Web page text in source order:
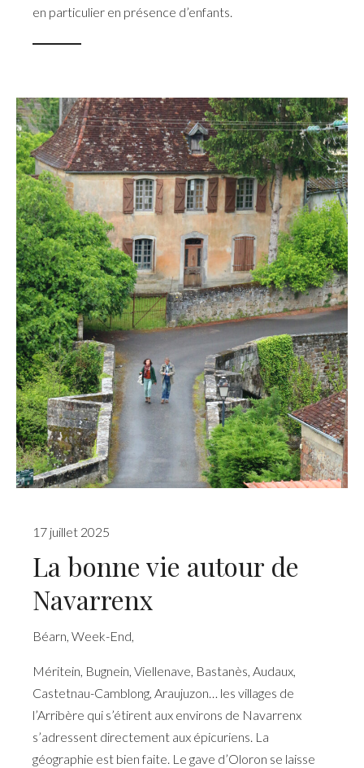
en particulier en présence d’enfants.
17 juillet 2025
La bonne vie autour de
Navarrenx
Béarn, Week-End,
Méritein, Bugnein, Viellenave, Bastanès, Audaux,
Castetnau-Camblong, Araujuzon… les villages de
l’Arribère qui s’étirent aux environs de Navarrenx
s’adressent directement aux épicuriens. La
géographie est bien faite. Le gave d’Oloron se laisse